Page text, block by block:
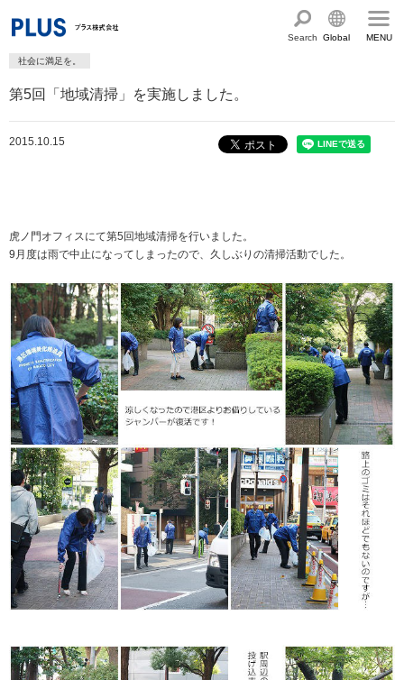
Search Global MENU
閉じる
社会最適のあゆみ
コーポレート・ガバナンス
人権の尊重
主な規程・方針、認証取得状況
私たちのアクション
「文具の環境配慮」への挑戦
「新たな働く環境づくり」への挑戦
「地域に根ざした学校づくり」への挑戦
これが私の社会最適
マテリアリティ
働く人に満足を。
閉じる
グループ構成図
国内外拠点一覧
沿革・年代別トピックス
電子公告・決算公告
採用
ニュースリリース
カタログ・サポート
閉じる
オフィス家具サイト サポートページ
文具・事務用品サイト サポートページ
ミーティングツールサイト サポートページ
アクセス
企業TOP
オフィス空間・家具
文具・事務用品
ミーティングツール
流通
閉じる
社会に満足を。
第5回「地域清掃」を実施しました。
2015.10.15
虎ノ門オフィスにて第5回地域清掃を行いました。
9月度は雨で中止になってしまったので、久しぶりの清掃活動でした。